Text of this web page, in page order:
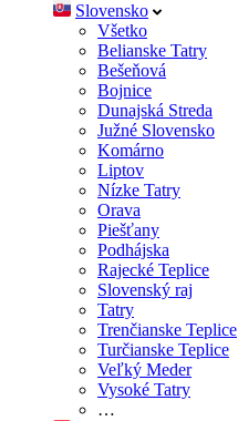
Slovensko
Všetko
Belianske Tatry
Bešeňová
Bojnice
Dunajská Streda
Južné Slovensko
Komárno
Liptov
Nízke Tatry
Orava
Piešťany
Podhájska
Rajecké Teplice
Slovenský raj
Tatry
Trenčianske Teplice
Turčianske Teplice
Veľký Meder
Vysoké Tatry
…